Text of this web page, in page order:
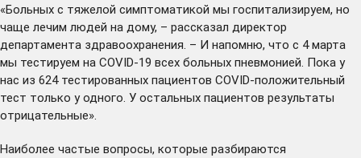
«Больных с тяжелой симптоматикой мы госпитализируем, но
чаще лечим людей на дому, – рассказал директор
департамента здравоохранения. – И напомню, что с 4 марта
мы тестируем на COVID-19 всех больных пневмонией. Пока у
нас из 624 тестированных пациентов COVID-положительный
тест только у одного. У остальных пациентов результаты
отрицательные».
Наиболее частые вопросы, которые разбираются